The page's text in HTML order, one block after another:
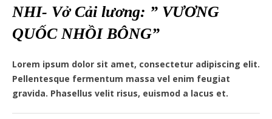
NHI- Vở Cải lương: ” VƯƠNG
QUỐC NHỒI BÔNG”
Lorem ipsum dolor sit amet, consectetur adipiscing elit.
Pellentesque fermentum massa vel enim feugiat
gravida. Phasellus velit risus, euismod a lacus et.